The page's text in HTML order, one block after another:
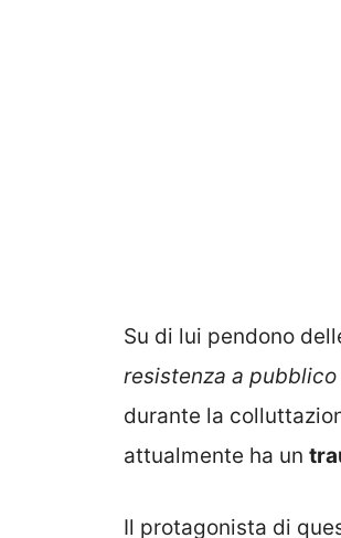
Su di lui pendono
resistenza a
durante la
attualmente ha un
Il protagonista di